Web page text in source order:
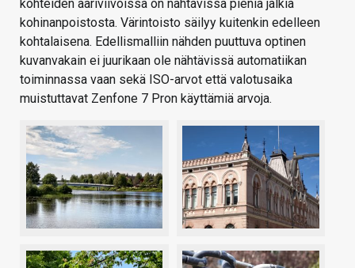
kohteiden ääriviivoissa on nähtävissä pieniä jälkiä
kohinanpoistosta. Värintoisto säilyy kuitenkin edelleen
kohtalaisena. Edellismalliin nähden puuttuva optinen
kuvanvakain ei juurikaan ole nähtävissä automatiikan
toiminnassa vaan sekä ISO-arvot että valotusaika
muistuttavat Zenfone 7 Pron käyttämiä arvoja.